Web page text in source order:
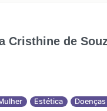
Cristhine de
Estética